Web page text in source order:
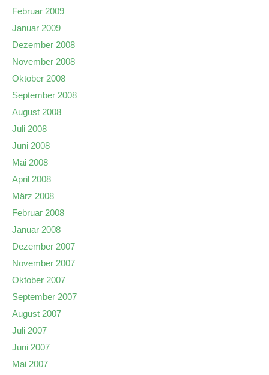
Februar 2009
Januar 2009
Dezember 2008
November 2008
Oktober 2008
September 2008
August 2008
Juli 2008
Juni 2008
Mai 2008
April 2008
März 2008
Februar 2008
Januar 2008
Dezember 2007
November 2007
Oktober 2007
September 2007
August 2007
Juli 2007
Juni 2007
Mai 2007